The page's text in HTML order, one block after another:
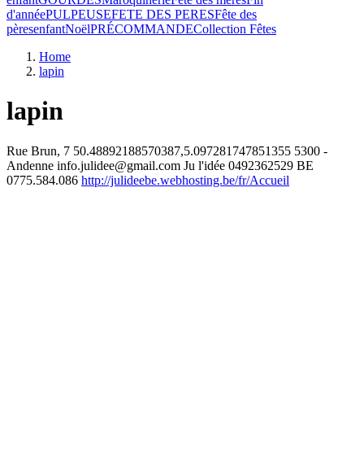
d'annéePULPEUSEFETE DES PERESFête des
pèresenfantNoëlPRÉCOMMANDECollection Fêtes
Home
lapin
lapin
Rue Brun, 7 50.48892188570387,5.097281747851355 5300 -
Andenne info.julidee@gmail.com Ju l'idée 0492362529 BE
0775.584.086 http://julideebe.webhosting.be/fr/Accueil